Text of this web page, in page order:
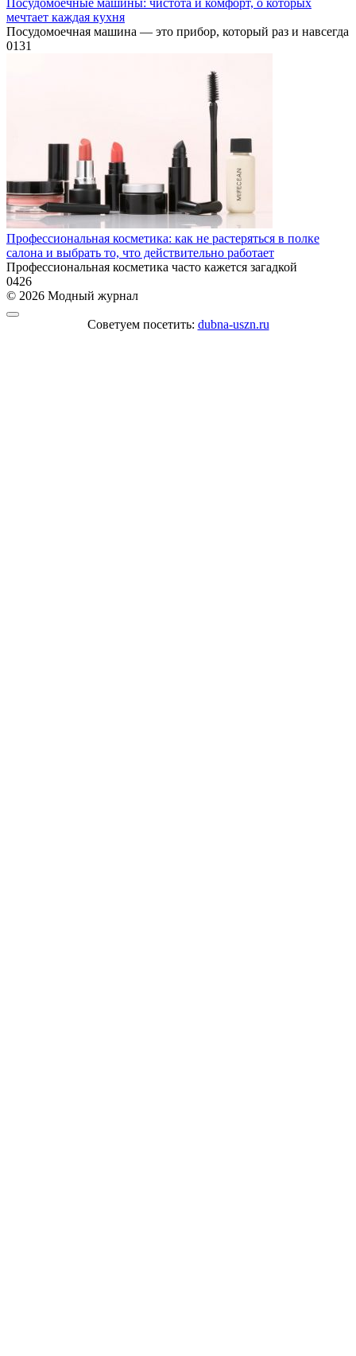
Посудомоечные машины: чистота и комфорт, о которых
мечтает каждая кухня
Посудомоечная машина — это прибор, который раз и навсегда
0131
Профессиональная косметика: как не растеряться в полке
салона и выбрать то, что действительно работает
Профессиональная косметика часто кажется загадкой
0426
© 2026 Модный журнал
Советуем посетить: dubna-uszn.ru